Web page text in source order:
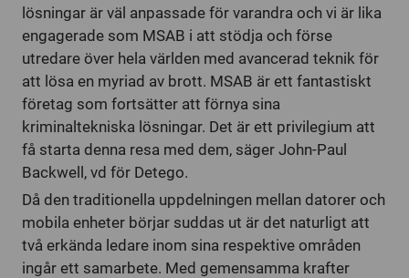
lösningar är väl anpassade för varandra och vi är lika
engagerade som MSAB i att stödja och förse
utredare över hela världen med avancerad teknik för
att lösa en myriad av brott. MSAB är ett fantastiskt
företag som fortsätter att förnya sina
kriminaltekniska lösningar. Det är ett privilegium att
få starta denna resa med dem, säger John-Paul
Backwell, vd för Detego.
Då den traditionella uppdelningen mellan datorer och
mobila enheter börjar suddas ut är det naturligt att
två erkända ledare inom sina respektive områden
ingår ett samarbete. Med gemensamma krafter